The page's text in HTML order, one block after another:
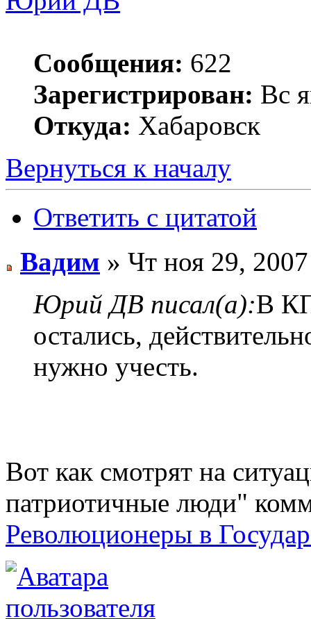
Сообщения: 622
Зарегистрирован: Вс
Откуда: Хабаровск
Вернуться к началу
Ответить с цитатой
Вадим » Чт ноя 29,
Юрий ДВ писал(а):В
остались,
нужно учесть.
Вот как смотрят на
патриотичные люди"
Революционеры в